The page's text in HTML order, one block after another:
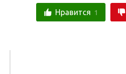
Нравится 1